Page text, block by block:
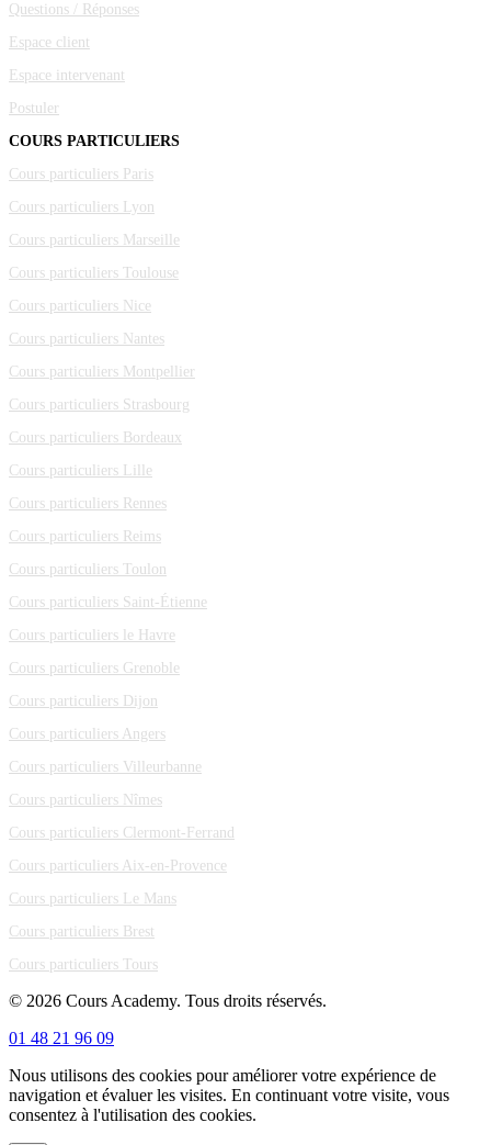
Questions / Réponses
Espace client
Espace intervenant
Postuler
COURS PARTICULIERS
Cours particuliers Paris
Cours particuliers Lyon
Cours particuliers Marseille
Cours particuliers Toulouse
Cours particuliers Nice
Cours particuliers Nantes
Cours particuliers Montpellier
Cours particuliers Strasbourg
Cours particuliers Bordeaux
Cours particuliers Lille
Cours particuliers Rennes
Cours particuliers Reims
Cours particuliers Toulon
Cours particuliers Saint-Étienne
Cours particuliers le Havre
Cours particuliers Grenoble
Cours particuliers Dijon
Cours particuliers Angers
Cours particuliers Villeurbanne
Cours particuliers Nîmes
Cours particuliers Clermont-Ferrand
Cours particuliers Aix-en-Provence
Cours particuliers Le Mans
Cours particuliers Brest
Cours particuliers Tours
© 2026 Cours Academy. Tous droits réservés.
01 48 21 96 09
Nous utilisons des cookies pour améliorer votre expérience de
navigation et évaluer les visites. En continuant votre visite, vous
consentez à l'utilisation des cookies.